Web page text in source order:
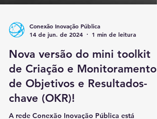
14 de jun. de 2024
1 min de leitura
Nova versão do mini toolkit
de Criação e Monitoramento
de Objetivos e Resultados-
chave (OKR)!